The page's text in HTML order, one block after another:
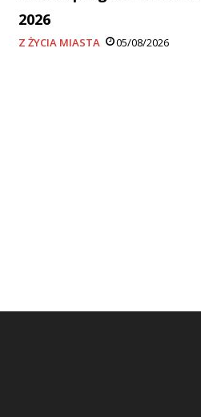
2026
Z ŻYCIA MIASTA 05/08/2026